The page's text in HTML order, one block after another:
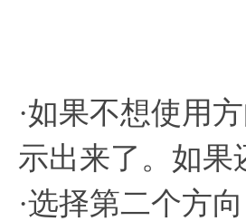
·如果不想使用
示出来了。如果
·选择第二个方